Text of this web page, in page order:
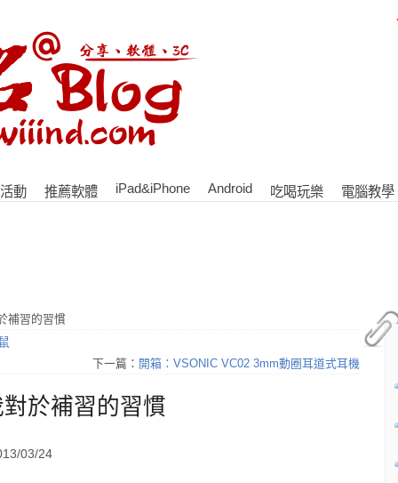
動 推薦軟體 iPad&iPhone Android 吃喝玩樂 電腦教學
補習的習慣
下一篇： 開箱：VSONIC VC02 3mm動圈耳道式耳機
於補習的習慣
03/24